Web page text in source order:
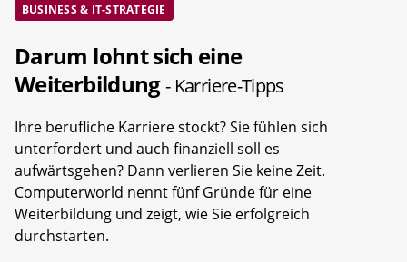
BUSINESS & IT-STRATEGIE
Darum lohnt sich eine
Weiterbildung- Karriere-Tipps
Ihre berufliche Karriere stockt? Sie fühlen sich
unterfordert und auch finanziell soll es
aufwärtsgehen? Dann verlieren Sie keine Zeit.
Computerworld nennt fünf Gründe für eine
Weiterbildung und zeigt, wie Sie erfolgreich
durchstarten.